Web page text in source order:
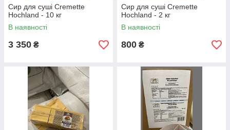
Наші фахівці проконсультують Вас із
будь-якого питання!
Сир для суші Cremette
Hochland - 10 кг
В наявності
3 350 ₴
Сир для суші Cremette
Hochland - 2 кг
В наявності
800 ₴